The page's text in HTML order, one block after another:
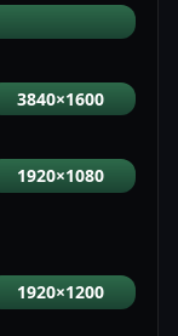
3840×1600
1920×1080
1920×1200